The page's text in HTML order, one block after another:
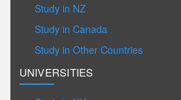
Study in NZ
Study in Canada
Study in Other Countries
UNIVERSITIES